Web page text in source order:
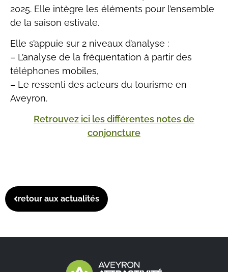
2025. Elle intègre les éléments pour l’ensemble
de la saison estivale.
Elle s’appuie sur 2 niveaux d’analyse :
– L’analyse de la fréquentation à partir des
téléphones mobiles,
– Le ressenti des acteurs du tourisme en
Aveyron.
Retrouvez ici les différentes notes de
conjoncture
retour aux actualités